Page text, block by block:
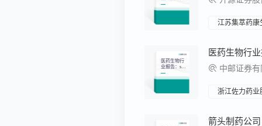
重新靶点初
显锋芒，小
江苏集萃药康
医药生物行
业报告：siR
NA疗法再
现重磅交
中邮证券有限
浙江佐力药业